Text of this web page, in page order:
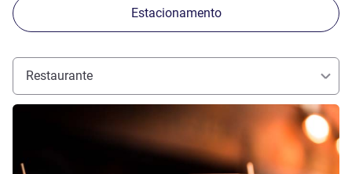
Estacionamento
Restaurante
Ver detalhes